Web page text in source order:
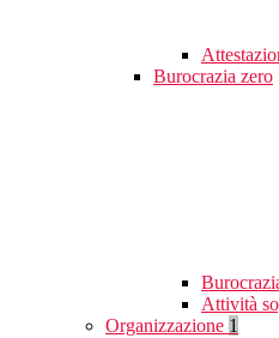
Burocrazia zero
Attività
Organizzazione 1